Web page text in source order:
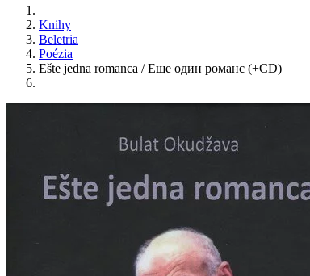
Knihy
Beletria
Poézia
Ešte jedna romanca / Еще один романс (+CD)